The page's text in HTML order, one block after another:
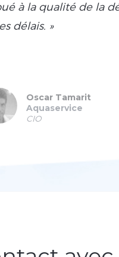
à la qualité de la
délais. »
Oscar Tamarit
Aquaservice
CIO